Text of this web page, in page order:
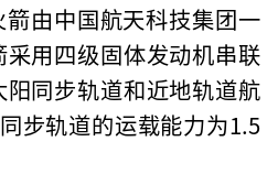
由中国航天科技集团一
用四级固体发动机串联
同步轨道和近地轨道航
步轨道的运载能力为1.5